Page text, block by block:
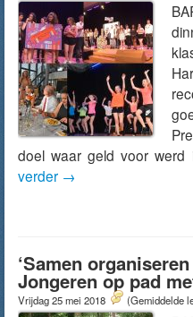
doel waar geld voor
verder →
‘Samen
Jongeren op pad
Vrijdag 25 mei 2018 (Gemiddelde